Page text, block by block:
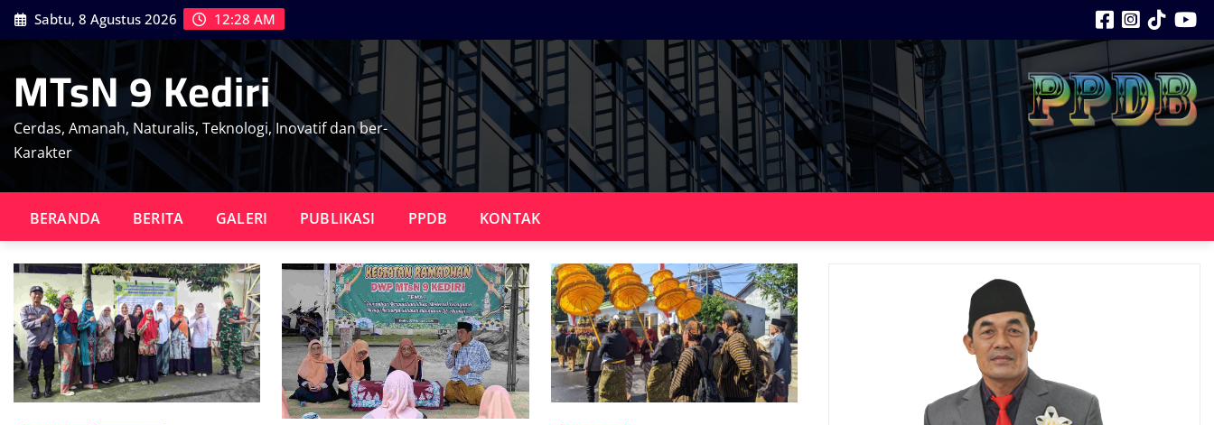
Skip
to
Sabtu, 8 Agustus 2026 12:28 AM
MTsN 9 Kediri
Cerdas, Amanah, Naturalis, Teknologi, Inovatif dan ber-
Karakter
BERANDA BERITA GALERI PUBLIKASI PPDB KONTAK